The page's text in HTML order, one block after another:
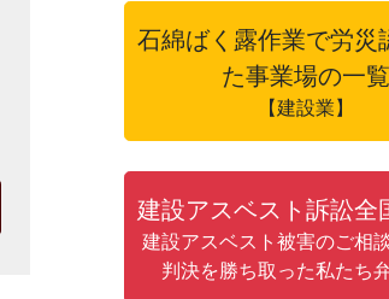
石綿ばく露作業で労災
た事業場の一覧
【建設業】
建設アスベスト訴訟全
建設アスベスト被害のご相
判決を勝ち取った私たち